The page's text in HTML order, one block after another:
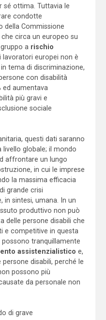
sé ottima. Tuttavia le
condotte
della Commissione
circa un europeo su
a rischio
lavoratori europei non è
tema di discriminazione,
con disabilità
ed aumentava
più gravi e
sociale
questi dati saranno
globale; il mondo
affrontare un lungo
in cui le imprese
la massima efficacia
grande crisi
in sintesi, umana. In un
produttivo non può
delle persone disabili che
e competitive in questa
tranquillamente
assistenzialistico e,
disabili, perché le
possono più
da personale non
di grave